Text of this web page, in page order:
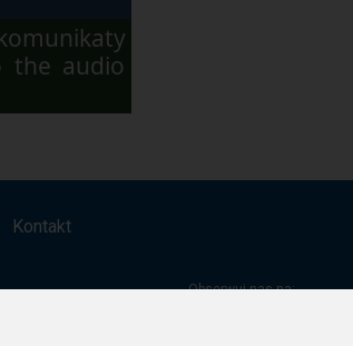
the audio
Kontakt
Obserwuj nas na: